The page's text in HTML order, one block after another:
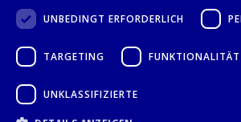
Stalgast GmbH
28359 Bremen
+49 421 408844-0
UNBEDINGT ERFORDERLICH
TARGETING FUNKTIONALITÄT
UNKLASSIFIZIERTE